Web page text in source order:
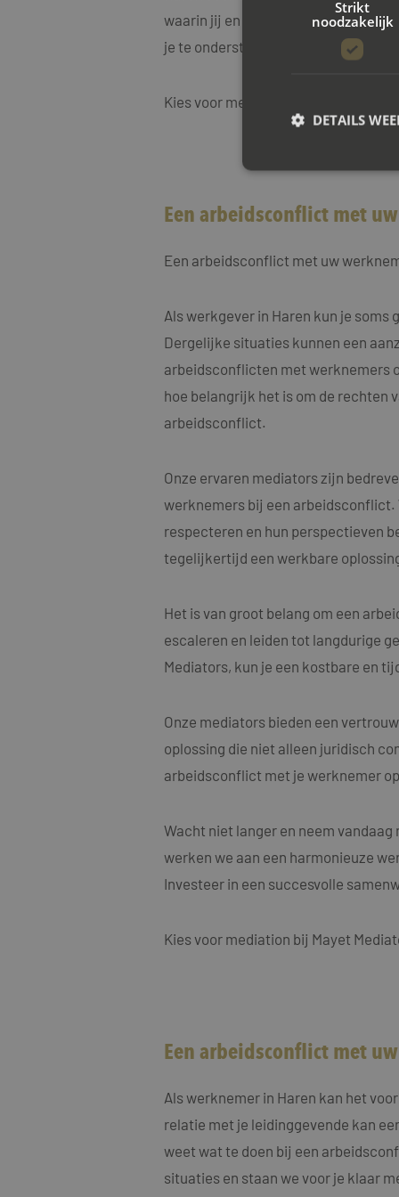
waarin jij en je werkgever weer
je te ondersteunen bij elke stap van
Kies voor mediation bij Mayet
Een arbeidsconflict met
Een arbeidsconflict met uw
Als werkgever in Haren kun je
Dergelijke situaties kunnen een
arbeidsconflicten met werknemers
hoe belangrijk het is om de rechten
arbeidsconflict.
Onze ervaren mediators zijn
werknemers bij een arbeidsconflict.
respecteren en hun perspectieven
tegelijkertijd een werkbare
Het is van groot belang om een
escaleren en leiden tot langdurige
Mediators, kun je een kostbare en
Onze mediators bieden een
oplossing die niet alleen juridisch
arbeidsconflict met je werknemer
Wacht niet langer en neem
werken we aan een harmonieuze
Investeer in een succesvolle
Kies voor mediation bij Mayet
Een arbeidsconflict met
Als werknemer in Haren kan het
relatie met je leidinggevende kan
weet wat te doen bij een
situaties en staan we voor je klaar
Strikt
noodzakelijk
DETAILS
accountbeheer. De
PHPSESSID
Naam
_clck
_ga_4ZL076M2M8
SM
_fbp
Inc.
_gcl_au
test_cookie
Naam
fp_user_id